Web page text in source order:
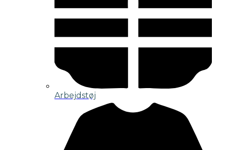
Arbejdstøj